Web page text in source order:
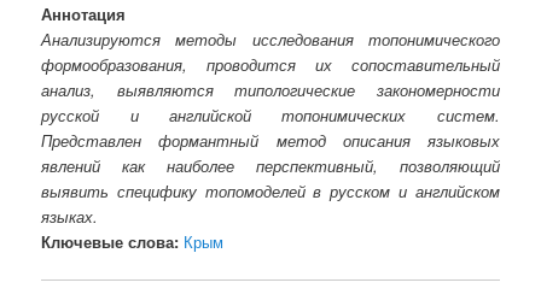
Аннотация
Анализируются методы исследования топонимического
формообразования, проводится их сопоставительный
анализ, выявляются типологические закономерности
русской и английской топонимических систем.
Представлен формантный метод описания языковых
явлений как наиболее перспективный, позволяющий
выявить специфику топомоделей в русском и английском
языках.
Ключевые слова: Крым